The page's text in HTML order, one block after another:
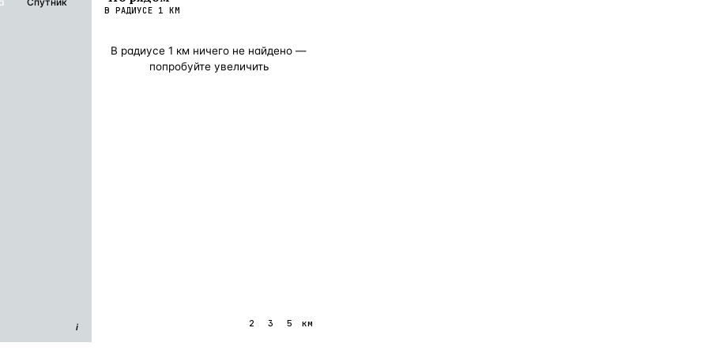
i
В РАДИУСЕ 1 КМ
В радиусе 1 км ничего не найдено —
попробуйте увеличить
2 3 5 км